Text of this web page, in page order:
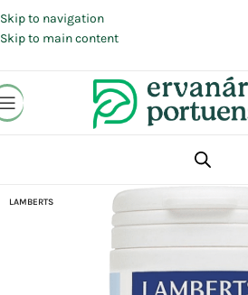
Skip to navigation
Skip to main content
Suplementos
LAMBERTS